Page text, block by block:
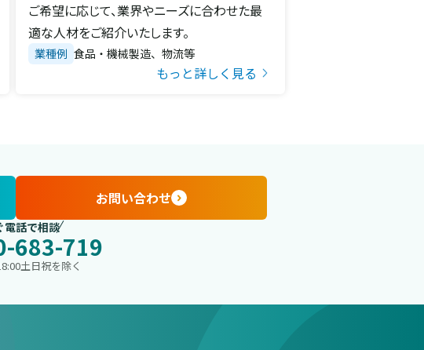
ご希望に応じて、業界やニーズに合わせた最
適な人材をご紹介いたします。
業種例 食品・機械製造、物流等
もっと詳しく見る
お問い合わせ
電話で相談
683-719
土日祝を除く